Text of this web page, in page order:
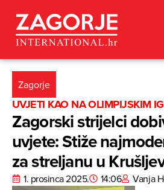
Zagorje
UVJETI KAO NA OLIMPIJSKIM
Zagorski strijelci
uvjete: Stiže
za streljanu u
1. prosinca 2025. 14:06 Vanja